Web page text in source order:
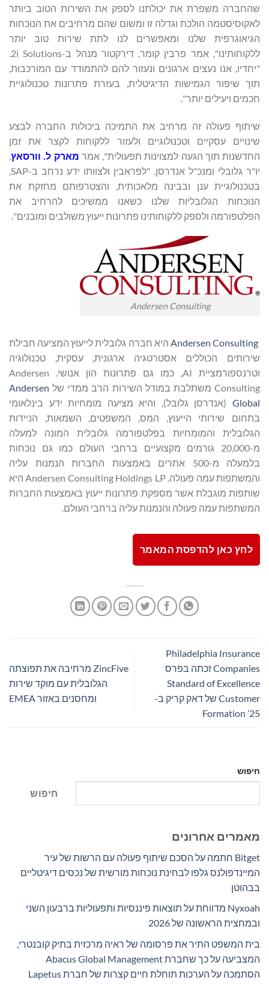
שהחברה משפרת את יכולתנו לספק את השירות הטוב ביותר
לאקוסיסטמה הולכת וגדלה זו ומשום שהם מרחיבים את הנוכחות
הגיאוגרפית שלנו ומאפשרים לנו לתת שירות טוב יותר
ללקוחותינו", אמר פרבין קומר, דירקטור מנהל ב-2i Solutions.
"יחדיו, אנו נעצים ארגונים ונעזור להם להתמודד עם המורכבות,
תוך שיפור הגמישות הדיגיטלית, בעזרת פתרונות טכנולוגיית
חכמים ויעילים יותר".
שיתוף פעולה זה מרחיב את התמיכה ביכולות החברה לבצע
שינויים עסקיים וטכנולוגיים ולעזור ללקוחות לקצר את זמן
החדשנות תוך הגעה למצוינות תפעולית", אמר מארק ל. וורסאץ,
יו"ר גלובלי ומנכ"ל אנדרסן. "לפראבין ולצוותו ידע נרחב ב-SAP,
בטכנולוגיית ענן ובבינה מלאכותית, והצטרפותם מחזקת את
הנוכחות הגלובליות שלנו כשאנו ממשיכים להרחיב את
הפלטפורמה ולספק ללקוחותינו פתרונות ייעוץ משולבים ומובנים".
Andersen Consulting
Andersen Consulting
היא חברה גלובלית לייעוץ המציעה חבילת
שירותים הכוללים אסטרטגיה ארגונית, עסקית, טכנולוגיה
וטרנספורמציית AI, כמו גם פתרונות הון אנושי. Andersen
Consulting משתלבת במודל השירות הרב ממדי של
Andersen
Global (אנדרסן גלובל), והיא מציעה מומחיות ידע בינלאומי
בתחום שירותי הייעוץ, המס, המשפטים, השמאות, הניידות
הגלובלית והמומחיות בפלטפורמה גלובלית המונה למעלה
מ-20,000 גורמים מקצועיים ברחבי העולם כמו גם נוכחות
בלמעלה מ-500 אתרים באמצעות החברות הנמנות עליה
והמשתפות עמה פעולה. Andersen Consulting Holdings LP היא
שותפות מוגבלת אשר מספקת פתרונות ייעוץ באמצעות החברות
המשתפות עמה פעולה והנמנות עליה ברחבי העולם.
לחץ כאן להדפסת המאמר
Philadelphia Insurance
Companies זכתה בפרס
Standard of Excellence
Customer של דאק קריק ב-
Formation ’25
ZincFive מרחיבה את תפוצתה
הגלובלית עם מוקד שירות
ומחסנים באזור EMEA
חיפוש
חיפוש
מאמרים אחרונים
Bitget חתמה על הסכם שיתוף פעולה עם הרשות של עיר
המיינדפולנס גלפו לבחינת נוכחות מורשית של נכסים דיגיטליים
בבהוטן
Nyxoah מדווחת על תוצאות פיננסיות ותפעוליות ברבעון השני
ובמחצית הראשונה של 2026
בית המשפט התיר את פרסומה של ראיה מרכזית בתיק קובנטרי,
המצביעה על כך שחברת Abacus Global Management
הסתמכה על הערכות תוחלת חיים קצרות של חברת Lapetus